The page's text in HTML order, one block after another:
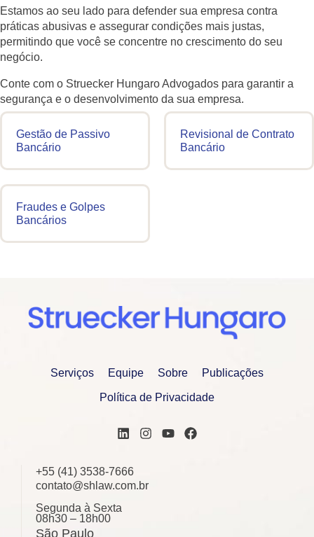
Estamos ao seu lado para defender sua empresa contra
práticas abusivas e assegurar condições mais justas,
permitindo que você se concentre no crescimento do seu
negócio.
Conte com o Struecker Hungaro Advogados para garantir a
segurança e o desenvolvimento da sua empresa.
Gestão de Passivo
Bancário
Revisional de Contrato
Bancário
Fraudes e Golpes
Bancários
Serviços Equipe Sobre Publicações
Política de Privacidade
+55 (41) 3538-7666
contato@shlaw.com.br
Segunda à Sexta
08h30 – 18h00
São Paulo